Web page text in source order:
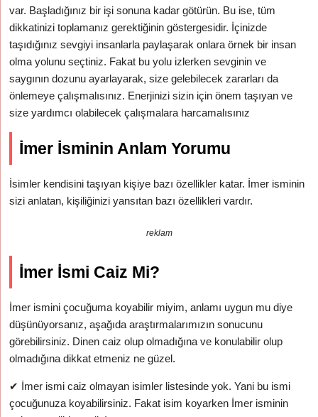
var. Başladığınız bir işi sonuna kadar götürün. Bu ise, tüm
dikkatinizi toplamanız gerektiğinin göstergesidir. İçinizde
taşıdığınız sevgiyi insanlarla paylaşarak onlara örnek bir insan
olma yolunu seçtiniz. Fakat bu yolu izlerken sevginin ve
saygının dozunu ayarlayarak, size gelebilecek zararları da
önlemeye çalışmalısınız. Enerjinizi sizin için önem taşıyan ve
size yardımcı olabilecek çalışmalara harcamalısınız
İmer İsminin Anlam Yorumu
İsimler kendisini taşıyan kişiye bazı özellikler katar. İmer isminin
sizi anlatan, kişiliğinizi yansıtan bazı özellikleri vardır.
reklam
İmer İsmi Caiz Mi?
İmer ismini çocuğuma koyabilir miyim, anlamı uygun mu diye
düşünüyorsanız, aşağıda araştırmalarımızın sonucunu
görebilirsiniz. Dinen caiz olup olmadığına ve konulabilir olup
olmadığına dikkat etmeniz ne güzel.
✔ İmer ismi caiz olmayan isimler listesinde yok. Yani bu ismi
çocuğunuza koyabilirsiniz. Fakat isim koyarken İmer isminin